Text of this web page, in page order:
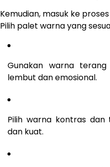
Kemudian, masuk ke
Pilih palet warna yang
Gunakan warna
lembut dan emosional.
Pilih warna kontras
dan kuat.